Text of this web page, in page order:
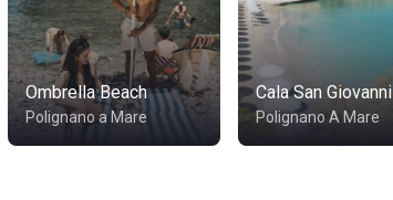
Ombrella Beach
Polignano a Mare
Cala San Giovanni
Polignano A Mare